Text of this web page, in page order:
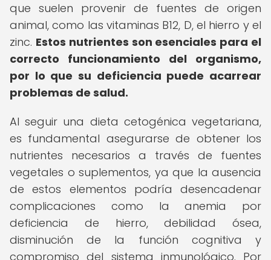
que suelen provenir de fuentes de origen
animal, como las vitaminas B12, D, el hierro y el
zinc. Estos nutrientes son esenciales para el
correcto funcionamiento del organismo,
por lo que su deficiencia puede acarrear
problemas de salud.
Al seguir una dieta cetogénica vegetariana,
es fundamental asegurarse de obtener los
nutrientes necesarios a través de fuentes
vegetales o suplementos, ya que la ausencia
de estos elementos podría desencadenar
complicaciones como la anemia por
deficiencia de hierro, debilidad ósea,
disminución de la función cognitiva y
compromiso del sistema inmunológico. Por